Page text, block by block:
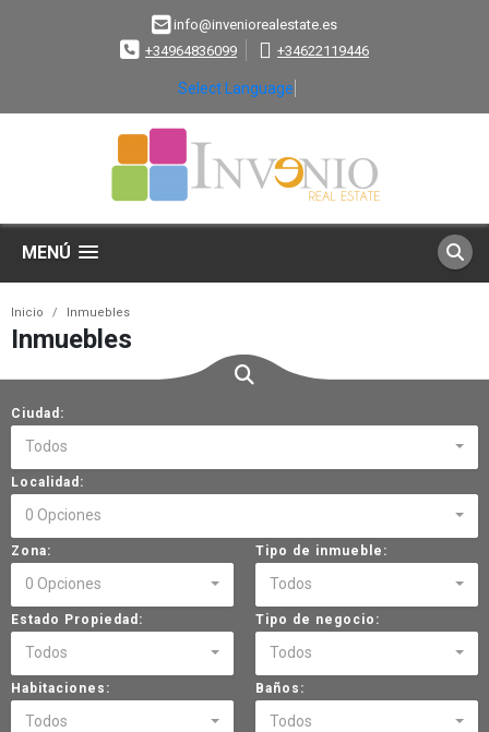
info@inveniorealestate.es
+34964836099
+34622119446
Select Language
MENÚ
Inicio Inmuebles
Inmuebles
Ciudad:
Todos
Localidad:
0 Opciones
Zona:
0 Opciones
Tipo de inmueble:
Todos
Estado Propiedad:
Todos
Tipo de negocio:
Todos
Habitaciones:
Todos
Baños:
Todos